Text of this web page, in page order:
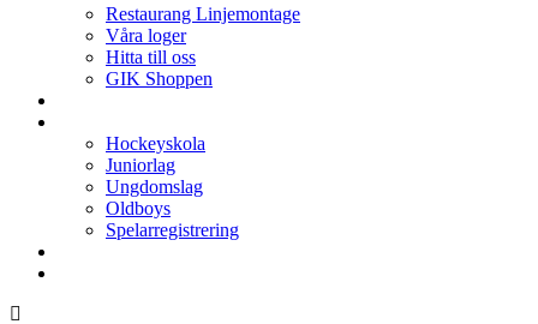
Restaurang Linjemontage
Våra loger
Hitta till oss
GIK Shoppen
Hockeyskola
Juniorlag
Ungdomslag
Oldboys
Spelarregistrering